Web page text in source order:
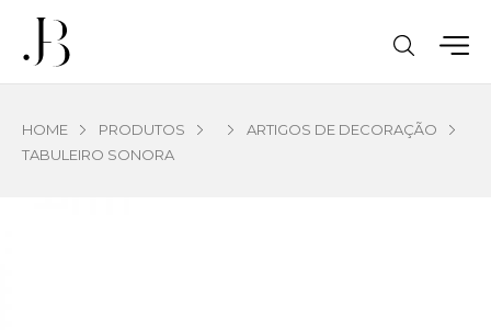
HOME PRODUTOS
ARTIGOS DE DECORAÇÃO
TABULEIRO SONORA